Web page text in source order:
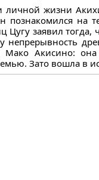
личной жизни
познакомился на
заявил тогда,
непрерывность
Мако Акисино:
Зато вошла в